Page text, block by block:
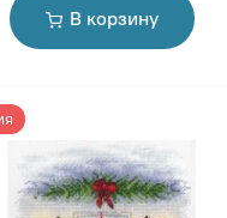
В корзину